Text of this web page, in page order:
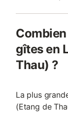
gîtes en
Thau) ?
La plus
(Etang de